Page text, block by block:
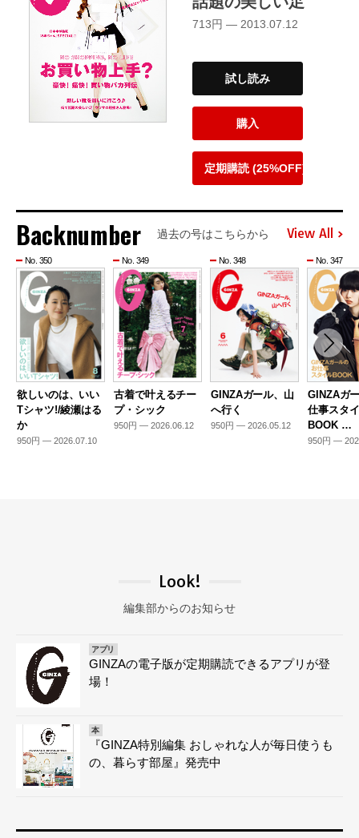
713円 — 2013.07.12
試し読み
購入
定期購読 (25%OFF)
Backnumber 過去の号はこちらから View All
No. 350
欲しいのは、いい
Tシャツ!/綾瀬はる
か
950円 — 2026.07.10
No. 349
古着で叶えるチー
プ・シック
950円 — 2026.06.12
No. 348
GINZAガール、山
へ行く
950円 — 2026.05.12
No. 347
GINZAガ
仕事スタ
BOOK …
950円 —
Look!
編集部からのお知らせ
アプリ
GINZAの電子版が定期購読できるアプリが登
場！
本
『GINZA特別編集 おしゃれな人が毎日使うも
の、暮らす部屋』発売中